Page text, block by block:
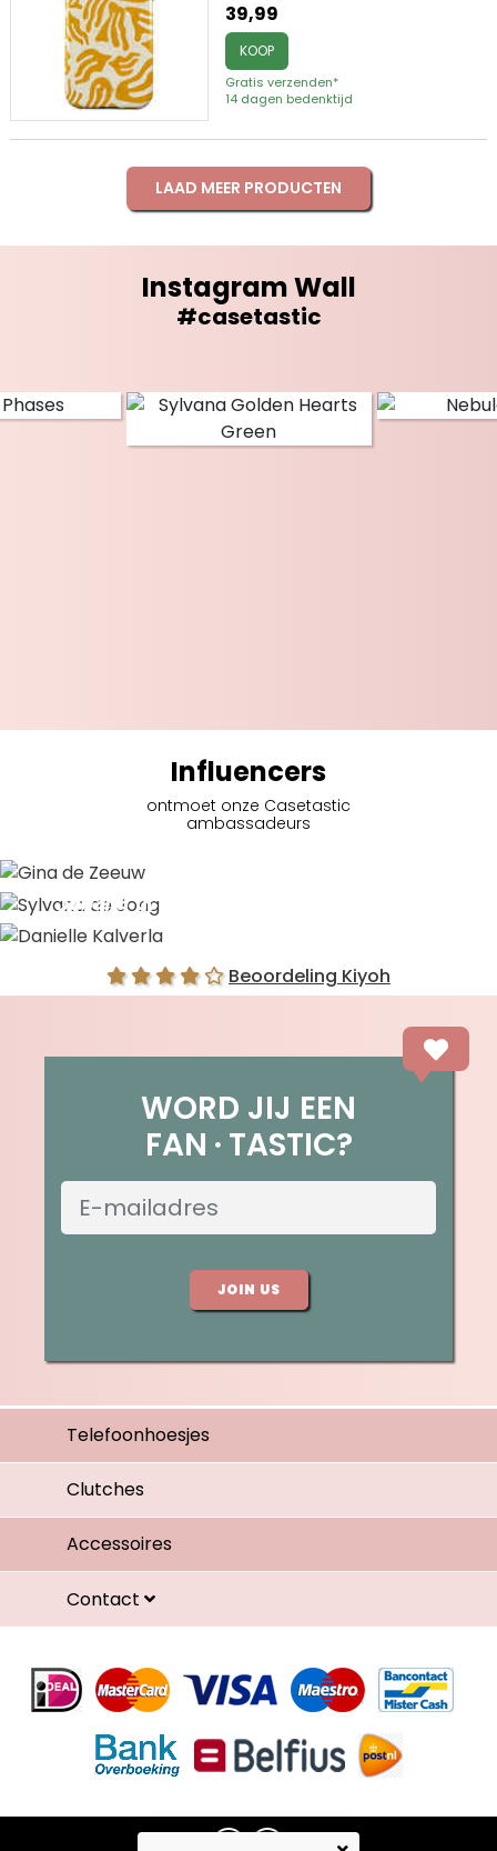
39,99
KOOP
Gratis verzenden*
14 dagen bedenktijd
LAAD MEER PRODUCTEN
Instagram Wall
#casetastic
Influencers
ontmoet onze Casetastic
ambassadeurs
Sylvana de Jong
Beoordeling Kiyoh
WORD JIJ EEN
FAN TASTIC?
JOIN US
Telefoonhoesjes
Clutches
Accessoires
Contact